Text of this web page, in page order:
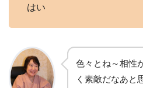
はい
色々とね～相性
く素敵だなあと